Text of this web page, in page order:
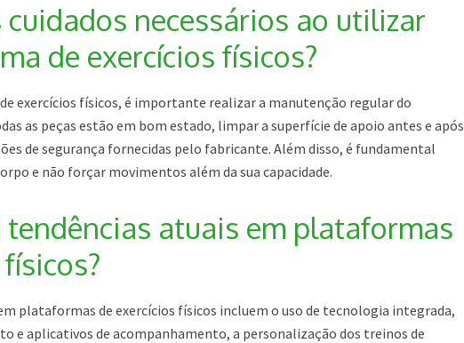
cuidados necessários ao utilizar
de exercícios físicos?
exercícios físicos, é importante realizar a manutenção regular do
as peças estão em bom estado, limpar a superfície de apoio antes e após
de segurança fornecidas pelo fabricante. Além disso, é fundamental
e não forçar movimentos além da sua capacidade.
tendências atuais em plataformas
plataformas de exercícios físicos incluem o uso de tecnologia integrada,
e aplicativos de acompanhamento, a personalização dos treinos de